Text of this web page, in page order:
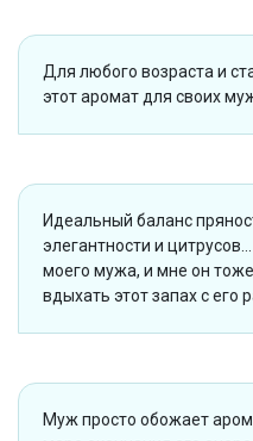
Для любого возраста и
этот аромат для своих
Идеальный баланс
элегантности и
моего мужа, и мне он
вдыхать этот запах с его
Муж просто обожает